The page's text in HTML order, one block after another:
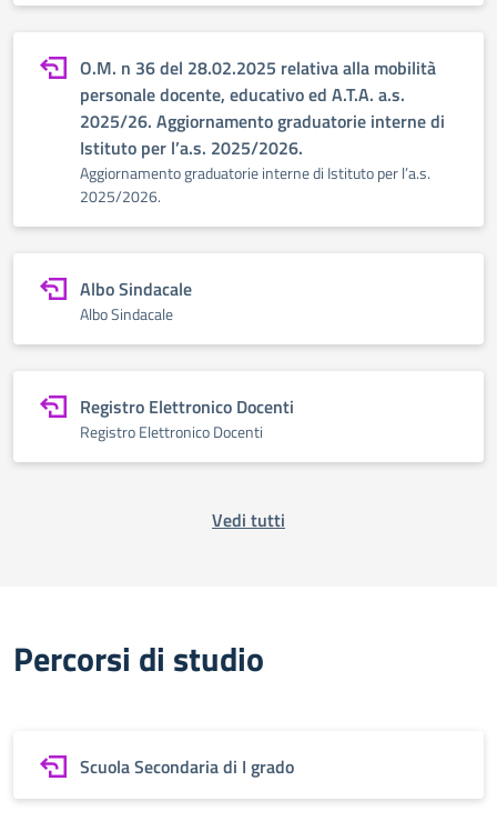
O.M. n 36 del 28.02.2025 relativa alla mobilità
personale docente, educativo ed A.T.A. a.s.
2025/26. Aggiornamento graduatorie interne di
Istituto per l’a.s. 2025/2026.
Aggiornamento graduatorie interne di Istituto per l’a.s.
2025/2026.
Albo Sindacale
Albo Sindacale
Registro Elettronico Docenti
Registro Elettronico Docenti
Vedi tutti
Percorsi di studio
Scuola Secondaria di I grado